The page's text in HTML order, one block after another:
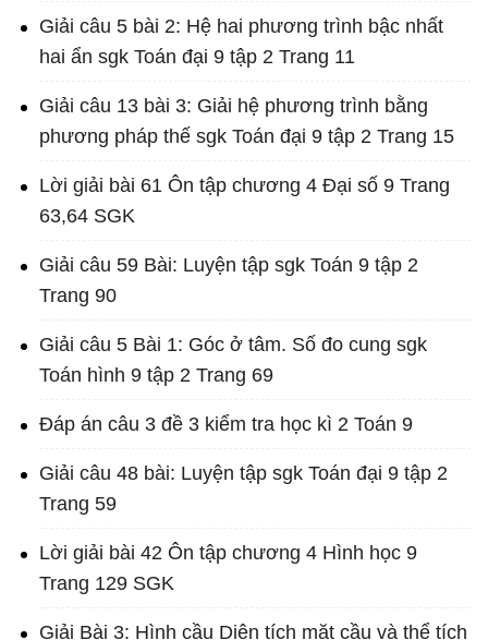
Giải câu 5 bài 2: Hệ hai phương trình bậc nhất
hai ẩn sgk Toán đại 9 tập 2 Trang 11
Giải câu 13 bài 3: Giải hệ phương trình bằng
phương pháp thế sgk Toán đại 9 tập 2 Trang 15
Lời giải bài 61 Ôn tập chương 4 Đại số 9 Trang
63,64 SGK
Giải câu 59 Bài: Luyện tập sgk Toán 9 tập 2
Trang 90
Giải câu 5 Bài 1: Góc ở tâm. Số đo cung sgk
Toán hình 9 tập 2 Trang 69
Đáp án câu 3 đề 3 kiểm tra học kì 2 Toán 9
Giải câu 48 bài: Luyện tập sgk Toán đại 9 tập 2
Trang 59
Lời giải bài 42 Ôn tập chương 4 Hình học 9
Trang 129 SGK
Giải Bài 3: Hình cầu Diện tích mặt cầu và thể tích